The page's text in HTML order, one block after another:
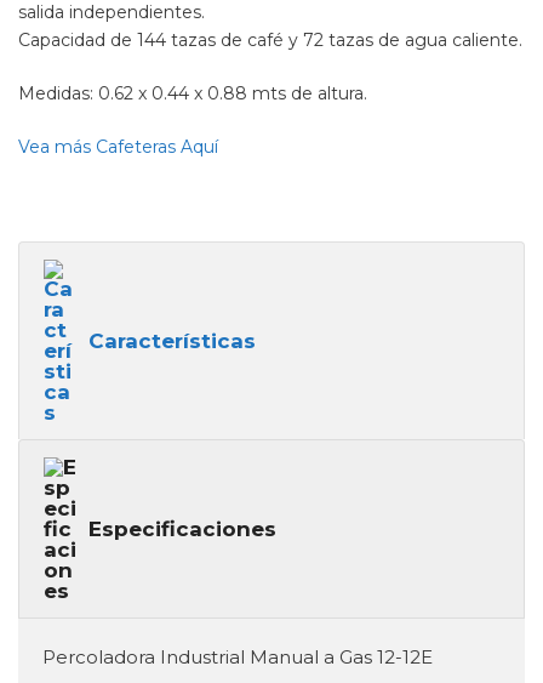
salida independientes.
Capacidad de 144 tazas de café y 72 tazas de agua caliente.
Medidas: 0.62 x 0.44 x 0.88 mts de altura.
Vea más Cafeteras Aquí
Características
Especificaciones
Percoladora Industrial Manual a Gas 12-12E